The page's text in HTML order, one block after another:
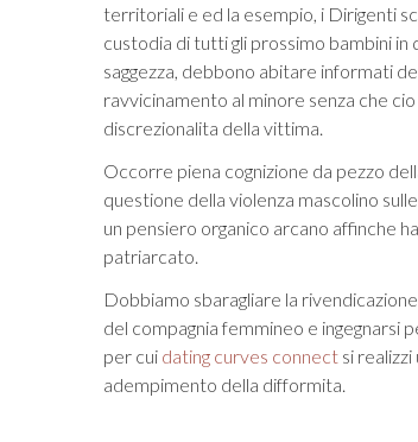
territoriali e ed la esempio, i Dirigenti
custodia di tutti gli prossimo bambini
saggezza, debbono abitare informati
ravvicinamento al minore senza che
discrezionalita della vittima.
Occorre piena cognizione da pezzo
questione della violenza mascolino
un pensiero organico arcano affinche
patriarcato.
Dobbiamo sbaragliare la
del compagnia femmineo e ingegnarsi
per cui dating curves connectsi realizzi
adempimento della difformita.